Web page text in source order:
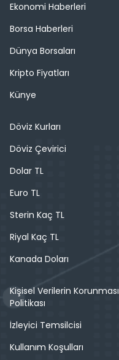
Ekonomi Haberleri
Borsa Haberleri
Dünya Borsaları
Kripto Fiyatları
Künye
Döviz Kurları
Döviz Çevirici
Dolar TL
Euro TL
Sterin Kaç TL
Riyal Kaç TL
Kanada Doları
Kişisel Verilerin Korunması
Politikası
İzleyici Temsilcisi
Kullanım Koşulları